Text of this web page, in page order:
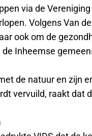
via de
Volgens Van
ook om de
Inheemse
de natuur en zijn
vervuild, raakt dat